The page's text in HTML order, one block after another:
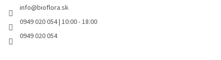
info@bioflora.sk
0949 020 054 | 10:00 - 18:00
0949 020 054